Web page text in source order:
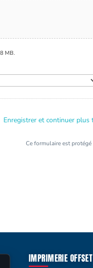
MB.
Enregistrer et continuer plus
Ce formulaire est protégé
IMPRIMERIE